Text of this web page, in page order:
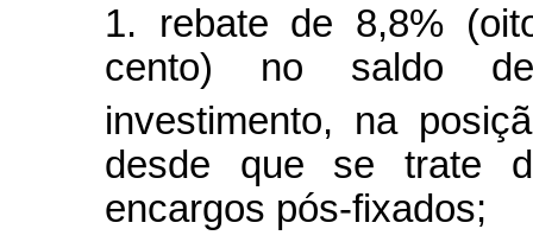
1. rebate de 8,8%
cento) no saldo
investimento, na
desde que se trate
encargos pós-fixados;